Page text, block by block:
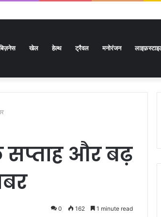
खेल हेल्थ ट्रैवल मनोरंजन
सप्ताह और बढ़
0 162 1 minute read